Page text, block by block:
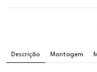
Descrição Montagem